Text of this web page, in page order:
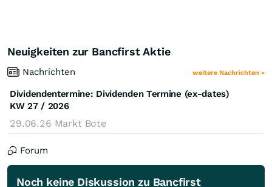
Neuigkeiten zur Bancfirst Aktie
Nachrichten weitere Nachrichten »
Dividendentermine: Dividenden Termine (ex-dates)
KW 27 / 2026
29.06.26 Markt Bote
Forum
Noch keine Diskussion zu Bancfirst